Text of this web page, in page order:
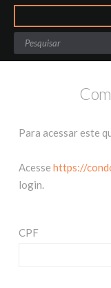
Search
Para acessar este
Acesse https://
login.
CPF